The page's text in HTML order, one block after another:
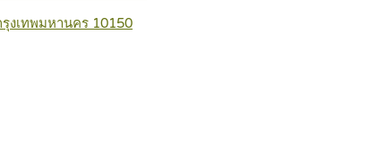
งเทพมหานคร 10150